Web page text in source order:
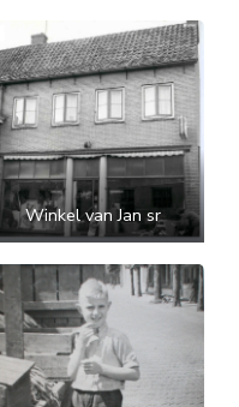
Winkel van Jan sr